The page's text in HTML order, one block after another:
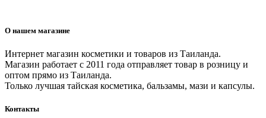
О нашем магазине
Интернет магазин косметики и товаров из Таиланда.
Магазин работает с 2011 года отправляет товар в розницу и
оптом прямо из Таиланда.
Только лучшая тайская косметика, бальзамы, мази и капсулы.
Контакты